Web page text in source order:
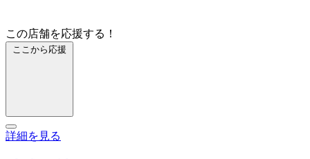
この店舗を応援する！
ここから応援
詳細を見る